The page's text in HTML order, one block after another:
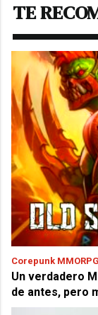
TE
Corepunk MMORPG
Un verdadero
de antes, pero